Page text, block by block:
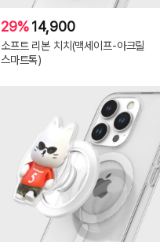
29%14,900
소프트 리본 치치(맥세이프-아크릴
스마트톡)